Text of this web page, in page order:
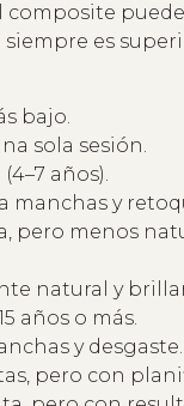
composite
es
bajo.
sola sesión.
años).
manchas y
pero menos
natural y
años o más.
y desgaste.
pero con